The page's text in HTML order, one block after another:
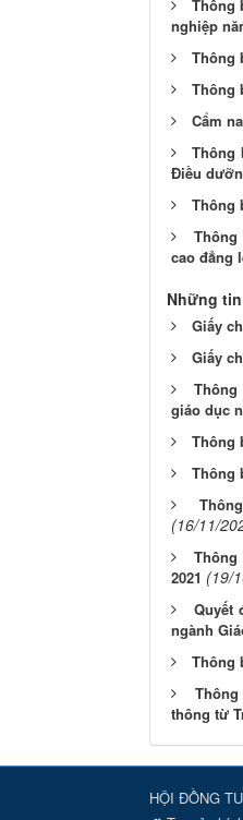
Thông
nghiệp
Thông
Thông
Cẩm
Thông
Điều
Thông
cao đẳng
Những
Giấy
Giấy
giáo dục
Thông
Thông
(16/11/
2021 (19/
Quyết
ngành
Thông
thông từ
HỘI ĐỒNG